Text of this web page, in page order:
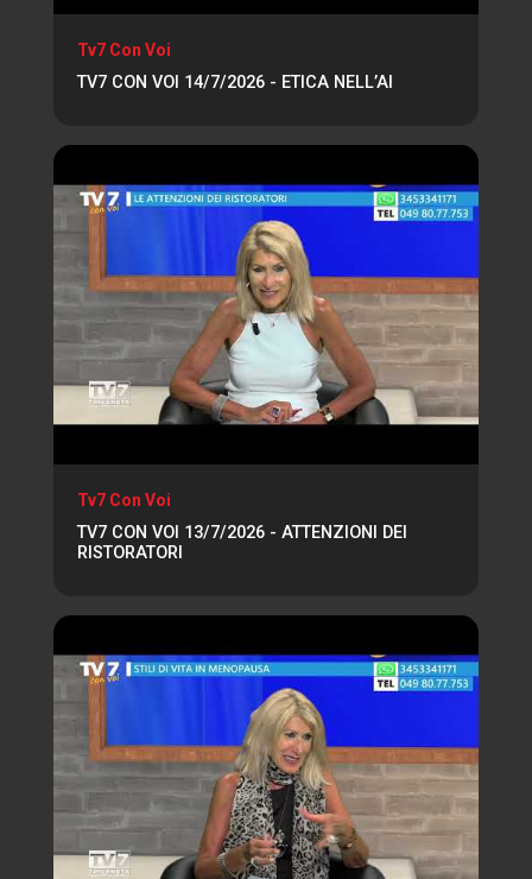
Tv7 Con Voi
TV7 CON VOI 14/7/2026 - ETICA NELL’AI
Tv7 Con Voi
TV7 CON VOI 13/7/2026 - ATTENZIONI DEI
RISTORATORI